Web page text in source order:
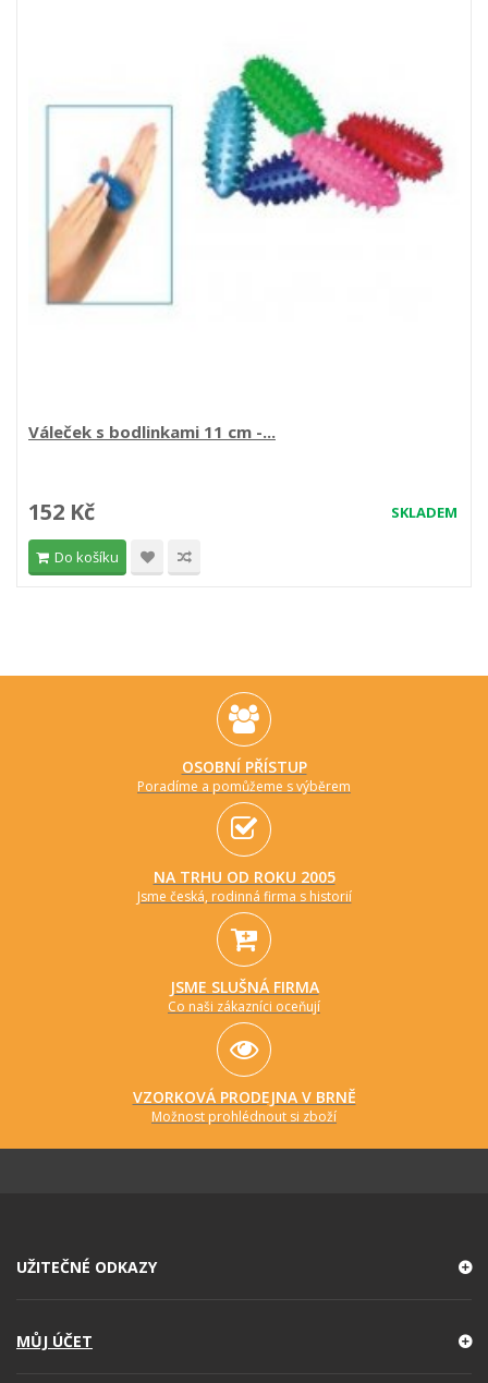
Váleček s bodlinkami 11 cm -...
SKLADEM
152 Kč
Do košíku
OSOBNÍ PŘÍSTUP
Poradíme a pomůžeme s výběrem
NA TRHU OD ROKU 2005
Jsme česká, rodinná firma s historií
JSME SLUŠNÁ FIRMA
Co naši zákazníci oceňují
VZORKOVÁ PRODEJNA V BRNĚ
Možnost prohlédnout si zboží
UŽITEČNÉ ODKAZY
MŮJ ÚČET